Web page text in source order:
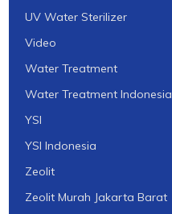
UV Water Sterilizer
Video
Water Treatment
Water Treatment Indonesia
YSI
YSI Indonesia
Zeolit
Zeolit Murah Jakarta Barat